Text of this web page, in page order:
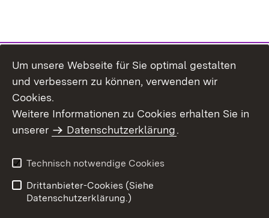
Benutzungshinweise
Erklärung zur
Um unsere Webseite für Sie optimal gestalten
und verbessern zu können, verwenden wir
Cookies.
Weitere Informationen zu Cookies erhalten Sie in
unserer
Datenschutzerklärung.
Technisch notwendige Cookies
Drittanbieter-Cookies (Siehe
Datenschutzerklärung.)